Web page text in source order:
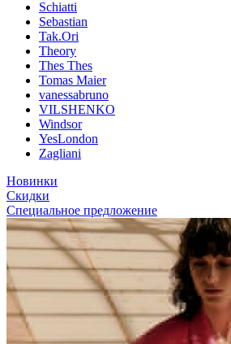
Schiatti
Sebastian
Tak.Ori
Theory
Thes Thes
Tomas Maier
vanessabruno
VILSHENKO
Windsor
YesLondon
Zagliani
Новинки
Скидки
Специальное предложение